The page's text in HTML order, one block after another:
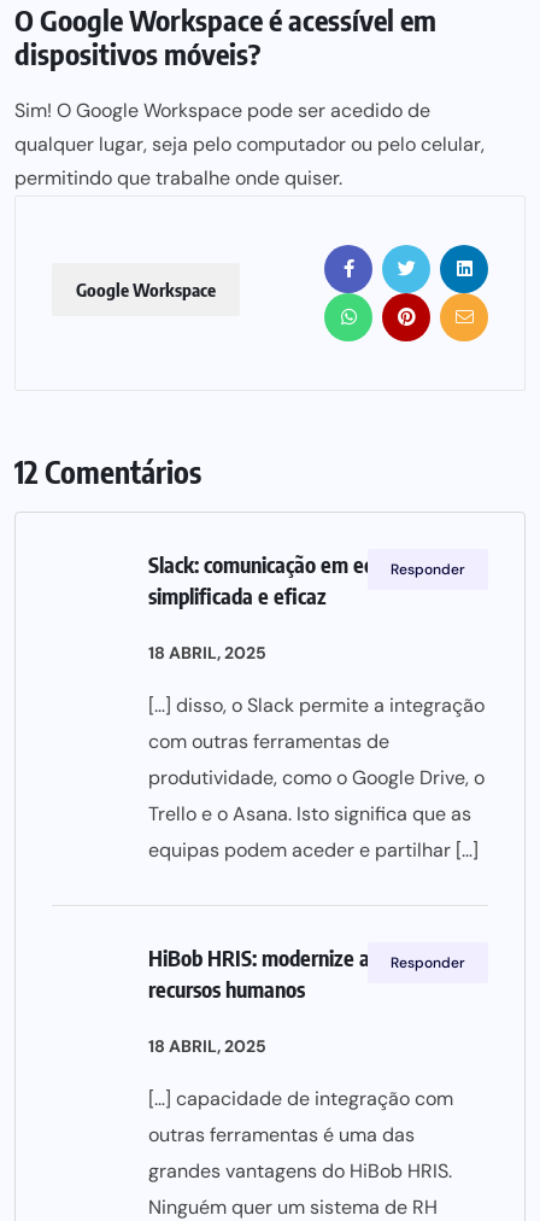
O Google Workspace é acessível em
dispositivos móveis?
Sim! O Google Workspace pode ser acedido de
qualquer lugar,seja pelo computador ou pelo celular,
permitindo que trabalhe onde quiser.
Google Workspace
12 Comentários
Slack: comunicação em equipa
simplificada e eficaz
18 ABRIL, 2025
[…] disso, o Slack permite a integração
com outras ferramentas de
produtividade, como o Google Drive, o
Trello e o Asana. Isto significa que as
equipas podem aceder e partilhar […]
Responder
HiBob HRIS: modernize a gestão de
recursos humanos
18 ABRIL, 2025
[…] capacidade de integração com
outras ferramentas é uma das
grandes vantagens do HiBob HRIS.
Ninguém quer um sistema de RH
Responder